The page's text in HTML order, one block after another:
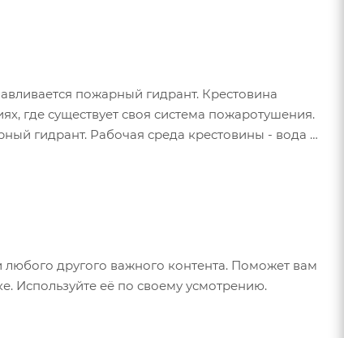
пожарный гидрант. Крестовина
где существует своя система пожаротушения.
гидрант. Рабочая среда крестовины - вода с
характеристиками:
другого важного контента. Поможет вам
Используйте её по своему усмотрению.